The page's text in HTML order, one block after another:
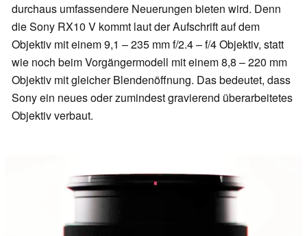
durchaus umfassendere Neuerungen bieten wird. Denn
die Sony RX10 V kommt laut der Aufschrift auf dem
Objektiv mit einem 9,1 – 235 mm f/2.4 – f/4 Objektiv, statt
wie noch beim Vorgängermodell mit einem 8,8 – 220 mm
Objektiv mit gleicher Blendenöffnung. Das bedeutet, dass
Sony ein neues oder zumindest gravierend überarbeitetes
Objektiv verbaut.